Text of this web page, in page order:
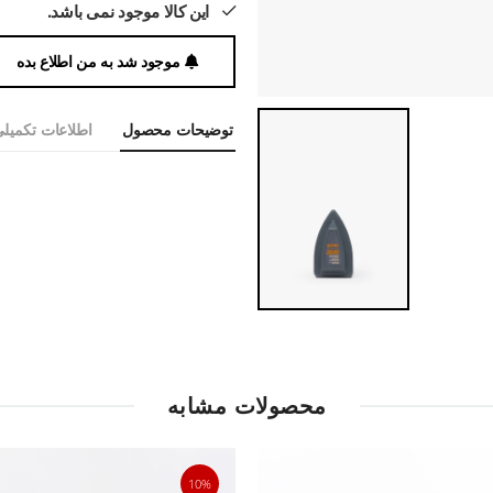
این کالا موجود نمی باشد.
موجود شد به من اطلاع بده
توضیحات محصول اطلاعات
محصولات مشابه
10%